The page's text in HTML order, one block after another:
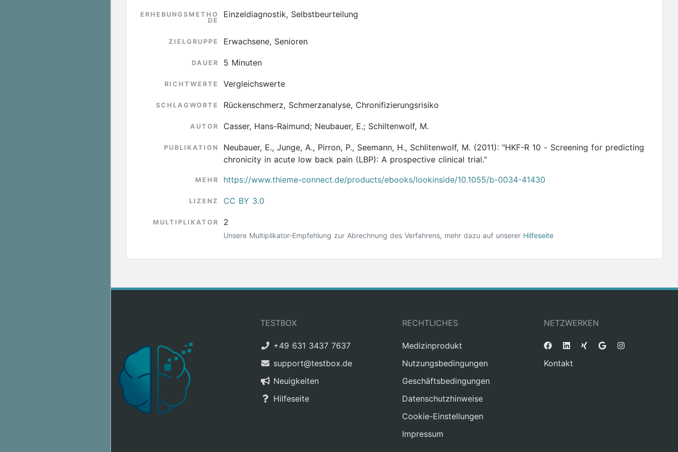
ERHEBUNGSMETHO
DE
Einzeldiagnostik, Selbstbeurteilung
ZIELGRUPPE Erwachsene, Senioren
DAUER 5 Minuten
RICHTWERTE Vergleichswerte
SCHLAGWORTE Rückenschmerz, Schmerzanalyse, Chronifizierungsrisiko
AUTOR Casser, Hans-Raimund; Neubauer, E.; Schiltenwolf, M.
PUBLIKATION Neubauer, E., Junge, A., Pirron, P., Seemann, H., Schlitenwolf, M. (2011): "HKF-R 10 - Screening for predicting
chronicity in acute low back pain (LBP): A prospective clinical trial."
MEHR https://www.thieme-connect.de/products/ebooks/lookinside/10.1055/b-0034-41430
LIZENZ CC BY 3.0
MULTIPLIKATOR 2
Unsere Multiplikator-Empfehlung zur Abrechnung des Verfahrens, mehr dazu auf unserer Hilfeseite
TESTBOX
+49 631 3437 7637
support@testbox.de
Neuigkeiten
Hilfeseite
RECHTLICHES
Medizinprodukt
Nutzungsbedingungen
Geschäftsbedingungen
Datenschutzhinweise
Cookie-Einstellungen
Impressum
NETZWERKEN
Kontakt